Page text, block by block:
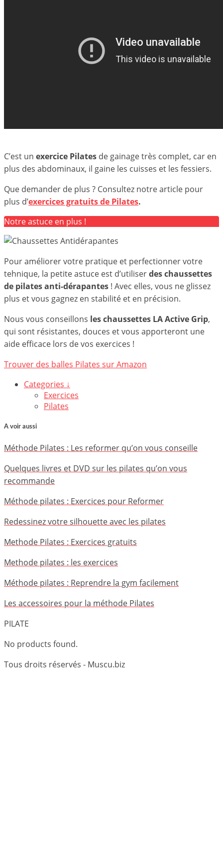
C’est un exercice Pilates de gainage très complet, car en
plus des abdominaux, il gaine les cuisses et les fessiers.
Que demander de plus ? Consultez notre article pour
plus d’exercices gratuits de Pilates.
Notre astuce en plus !
Pour améliorer votre pratique et perfectionner votre
tehnique, la petite astuce est d’utiliserdes chaussettes
de pilates anti-dérapantes ! Avec elles, vous ne glissez
plus et vous gagnez en stabilité et en précision.
Nous vous conseillons les chaussettes LA Active Grip,
qui sont résistantes, douces et vous apporteront une
aide efficace lors de vos exercices !
Trouver des balles Pilates sur Amazon
Categories ↓
Exercices
Pilates
A voir aussi
Méthode Pilates : Les reformer qu’on vous conseille
Quelques livres et DVD sur les pilates qu’on vous
recommande
Méthode pilates : Exercices pour Reformer
Redessinez votre silhouette avec les pilates
Methode Pilates : Exercices gratuits
Methode pilates : les exercices
Méthode pilates : Reprendre la gym facilement
Les accessoires pour la méthode Pilates
PILATE
No products found.
Tous droits réservés - Muscu.biz